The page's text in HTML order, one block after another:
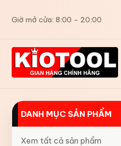
Giờ mở cửa: 8:00 - 20:00
DANH MỤC SẢN PHẨM
Xem tất cả sản phẩm